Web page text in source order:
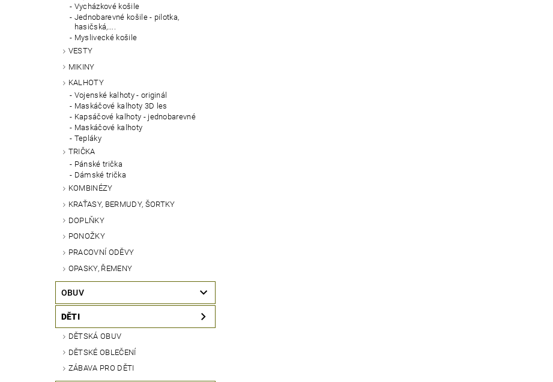
Vycházkové košile
Jednobarevné košile - pilotka,
hasičská,....
Myslivecké košile
VESTY
MIKINY
KALHOTY
Vojenské kalhoty - originál
Maskáčové kalhoty 3D les
Kapsáčové kalhoty - jednobarevné
Maskáčové kalhoty
Tepláky
TRIČKA
Pánské trička
Dámské trička
KOMBINÉZY
KRAŤASY, BERMUDY, ŠORTKY
DOPLŇKY
PONOŽKY
PRACOVNÍ ODĚVY
OPASKY, ŘEMENY
OBUV
DĚTI
DĚTSKÁ OBUV
DĚTSKÉ OBLEČENÍ
ZÁBAVA PRO DĚTI